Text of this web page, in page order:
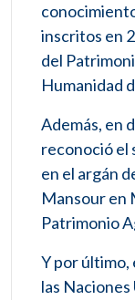
inscritos en
del
Humanidad
Además, en
reconoció el
en el argán
Mansour en
Patrimonio
Y por último,
las Naciones